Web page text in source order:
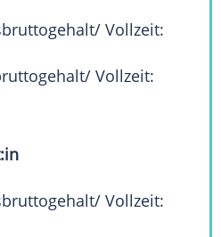
Vollzeit:
Vollzeit:
Vollzeit: